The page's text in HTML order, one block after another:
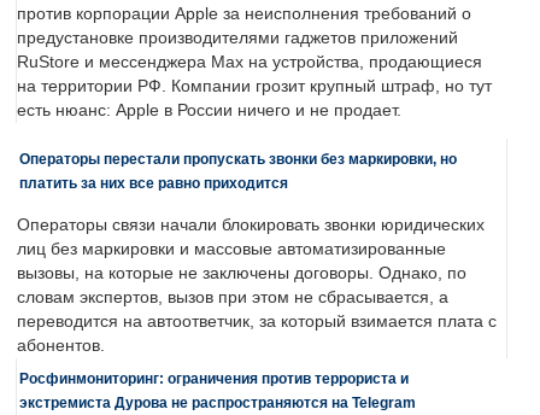
против корпорации Apple за неисполнения требований о
предустановке производителями гаджетов приложений
RuStore и мессенджера Max на устройства, продающиеся
на территории РФ. Компании грозит крупный штраф, но тут
есть нюанс: Apple в России ничего и не продает.
Операторы перестали пропускать звонки без маркировки, но
платить за них все равно приходится
Операторы связи начали блокировать звонки юридических
лиц без маркировки и массовые автоматизированные
вызовы, на которые не заключены договоры. Однако, по
словам экспертов, вызов при этом не сбрасывается, а
переводится на автоответчик, за который взимается плата с
абонентов.
Росфинмониторинг: ограничения против террориста и
экстремиста Дурова не распространяются на Telegram